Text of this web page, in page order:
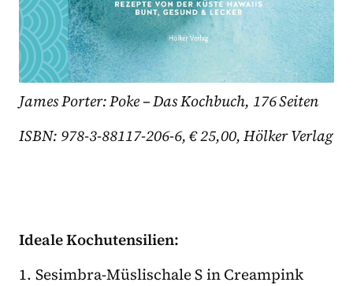
James Porter: Poke – Das Kochbuch, 176 Seiten
ISBN: 978-3-88117-206-6, € 25,00, Hölker Verlag
Ideale Kochutensilien:
1. Sesimbra-Müslischale S in Creampink